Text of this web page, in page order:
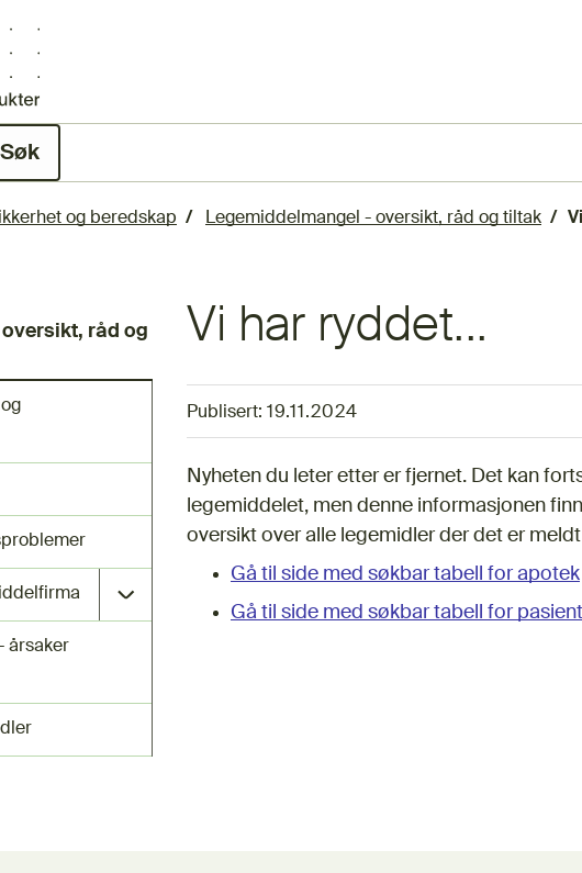
Søk
og beredskap Legemiddelmangel - oversikt, råd og tiltak
råd og
årsaker
Vi har ryddet...
Publisert: 19.11.2024
Nyheten du leter etter er fjernet. Det kan
legemiddelet, men denne informasjonen
oversikt over alle legemidler der det er
Gå til side med søkbar tabell for apotek
Gå til side med søkbar tabell for